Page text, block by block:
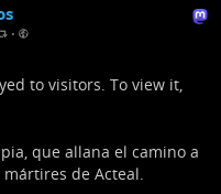
•
to visitors. To view it,
que allana el camino a
de Acteal.